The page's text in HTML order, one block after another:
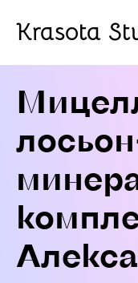
Krasota